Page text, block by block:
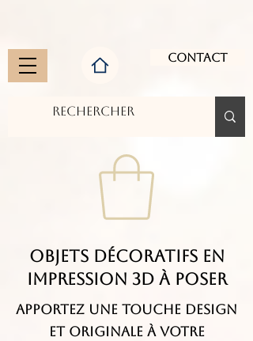
Contact
Objets décoratifs en
impression 3D à poser
Apportez une touche design
et originale à votre